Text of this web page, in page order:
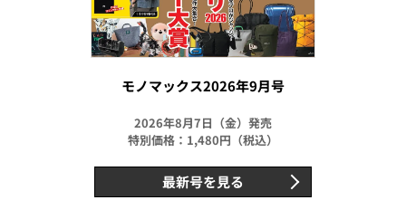
モノマックス2026年9月号
2026年8月7日（金）発売
特別価格：1,480円（税込）
最新号を見る